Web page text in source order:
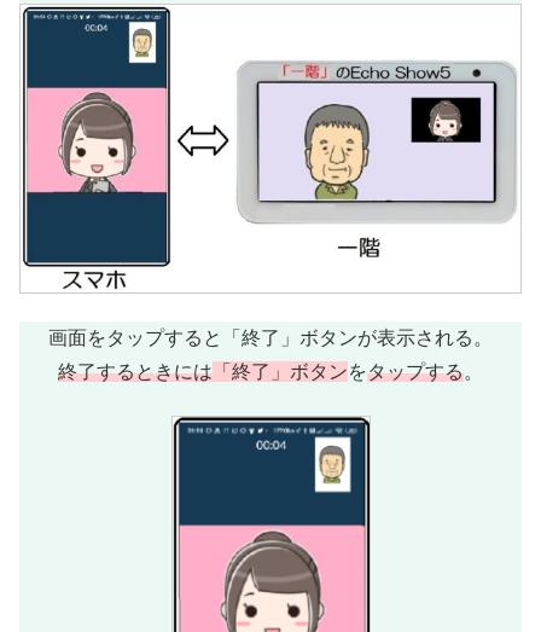
画面をタップすると「終了」ボタンが表示される。
終了するときには 「終了」ボタンをタップする。